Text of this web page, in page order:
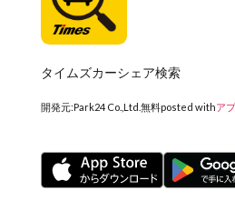
タイムズカーシェア検索
開発元:Park24 Co.,Ltd. 無料posted withア